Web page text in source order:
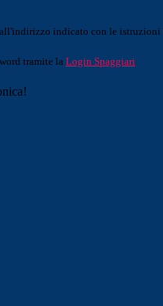
indicato con le istruzioni
tramite la Login Spaggiari